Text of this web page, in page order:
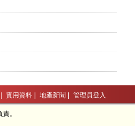
實用資料| 地產新聞 管理員登入
。